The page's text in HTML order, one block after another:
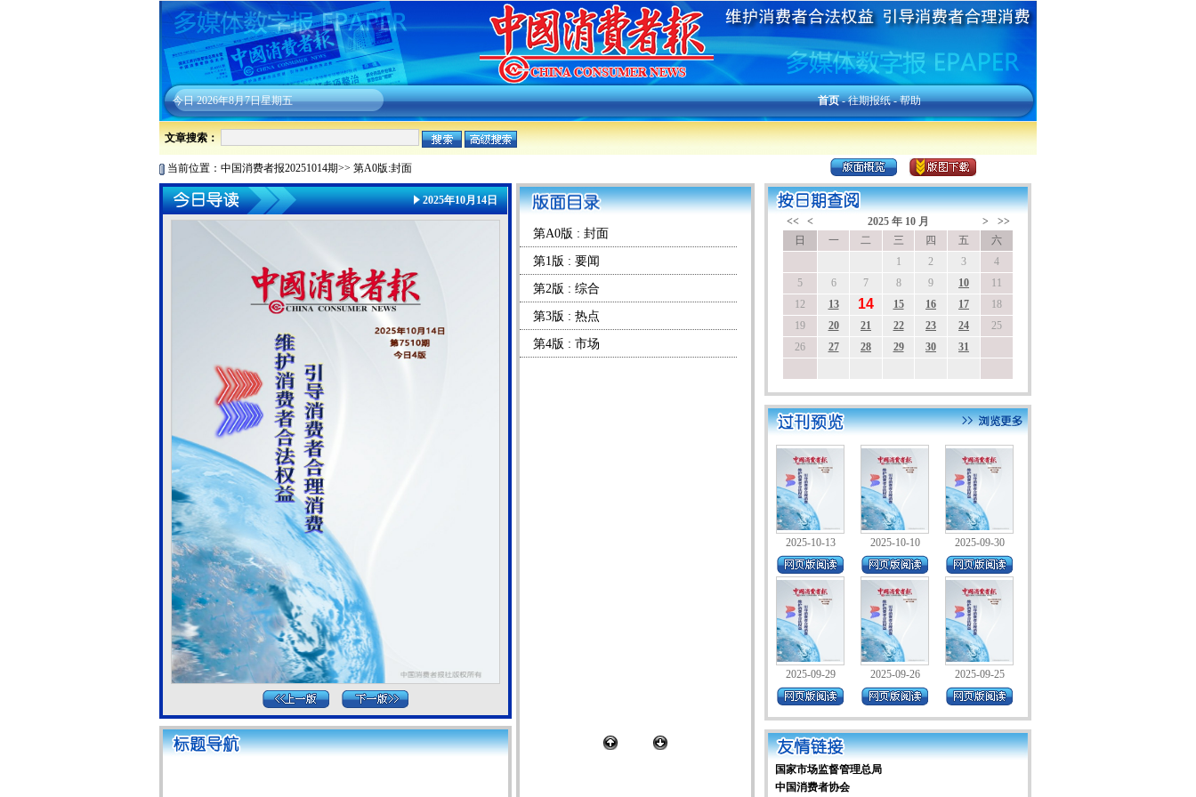
今日2026年8月7日星期五 首页-往期报纸-帮助
文章搜索：
当前位置： 中国消费者报20251014期>> 第A0版:封面
2025年10月14日
第A0版 : 封面
第1版 : 要闻
第2版 : 综合
第3版 : 热点
第4版 : 市场
2025-10-13 2025-10-10 2025-09-30
2025-09-29 2025-09-26 2025-09-25
国家市场监督管理总局
中国消费者协会